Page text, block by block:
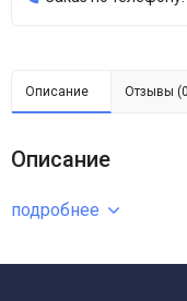
Описание Отзывы
Описание
подробнее